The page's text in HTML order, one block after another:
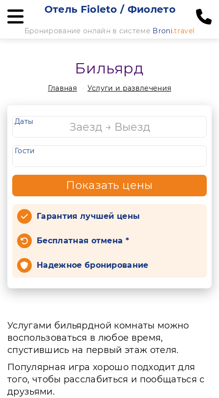
Отель Fioleto / Фиолето
Бронирование онлайн в системе Broni.travel
Бильярд
Главная Услуги и развлечения
Даты
Гости
Показать цены
Гарантия лучшей цены
Бесплатная отмена *
Надежное бронирование
Услугами бильярдной комнаты можно
воспользоваться в любое время,
спустившись на первый этаж отеля.
Популярная игра хорошо подходит для
того, чтобы расслабиться и пообщаться с
друзьями.